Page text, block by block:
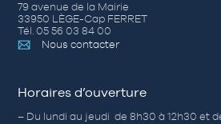
79 avenue de la Mairie
33950 LÈGE-Cap FERRET
Tél. 05 56 03 84 00
Nous contacter
Horaires d’ouverture
– Du lundi au jeudi de 8h30 à 12h30 et